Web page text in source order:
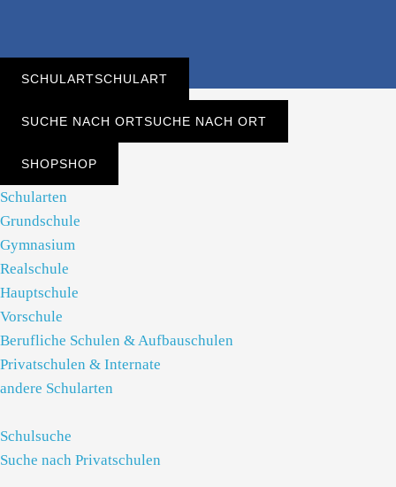
SCHULARTSCHULART
SUCHE NACH ORTSUCHE NACH ORT
SHOPSHOP
Schularten
Grundschule
Gymnasium
Realschule
Hauptschule
Vorschule
Berufliche Schulen & Aufbauschulen
Privatschulen & Internate
andere Schularten
Schulsuche
Suche nach Privatschulen